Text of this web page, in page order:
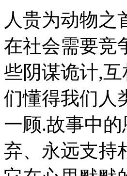
人贵为动物之
在社会需要竞
些阴谋诡计,
们懂得我们人
一顾.故事中
弃、永远支持